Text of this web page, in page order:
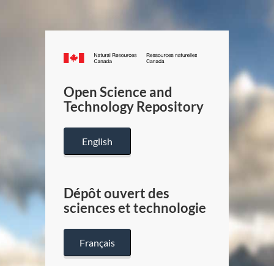
Canada.ca
/
Canada
Open Science and
Technology Repository
English
Dépôt ouvert des
sciences et technologie
Français